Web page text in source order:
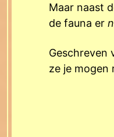
Maar naast
de fauna er
Geschreven
ze je mogen